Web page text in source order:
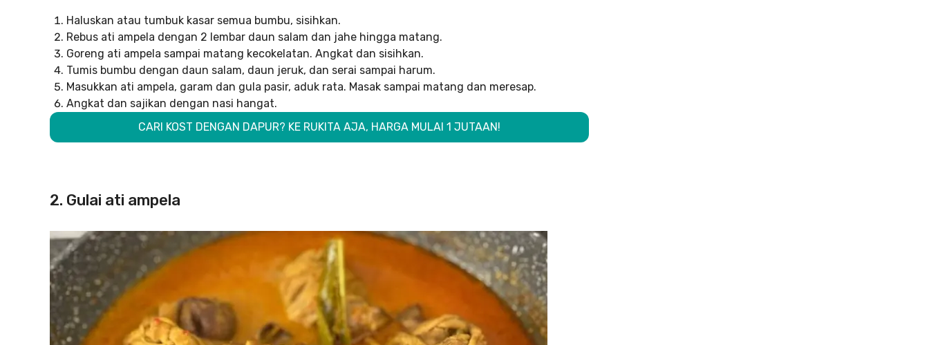
Haluskan atau tumbuk kasar semua bumbu, sisihkan.
Rebus ati ampela dengan 2 lembar daun salam dan jahe hingga matang.
Goreng ati ampela sampai matang kecokelatan. Angkat dan sisihkan.
Tumis bumbu dengan daun salam, daun jeruk, dan serai sampai harum.
Masukkan ati ampela, garam dan gula pasir, aduk rata. Masak sampai matang dan meresap.
Angkat dan sajikan dengan nasi hangat.
CARI KOST DENGAN DAPUR? KE RUKITA AJA, HARGA MULAI 1 JUTAAN!
2. Gulai ati ampela